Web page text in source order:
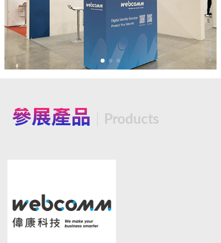
參展產品 Products